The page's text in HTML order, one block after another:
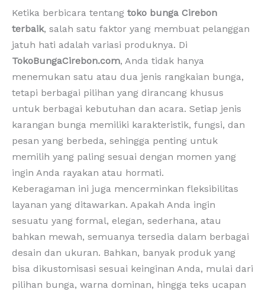
Ketika berbicara tentang toko bunga Cirebon
terbaik, salah satu faktor yang membuat pelanggan
jatuh hati adalah variasi produknya. Di
TokoBungaCirebon.com, Anda tidak hanya
menemukan satu atau dua jenis rangkaian bunga,
tetapi berbagai pilihan yang dirancang khusus
untuk berbagai kebutuhan dan acara. Setiap jenis
karangan bunga memiliki karakteristik, fungsi, dan
pesan yang berbeda, sehingga penting untuk
memilih yang paling sesuai dengan momen yang
ingin Anda rayakan atau hormati.
Keberagaman ini juga mencerminkan fleksibilitas
layanan yang ditawarkan. Apakah Anda ingin
sesuatu yang formal, elegan, sederhana, atau
bahkan mewah, semuanya tersedia dalam berbagai
desain dan ukuran. Bahkan, banyak produk yang
bisa dikustomisasi sesuai keinginan Anda, mulai dari
pilihan bunga, warna dominan, hingga teks ucapan